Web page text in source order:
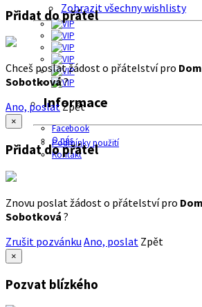
Zobrazit všechny wishlisty
Informace
Facebook
O nás
Podmínky použití
Kontakt
Přidat do přátel
Chceš poslat žádost o přátelství pro
Sobotková?
Ano, poslatZpět
×
Přidat do přátel
Znovu poslat žádost o přátelství pro
Sobotková ?
Zrušit pozvánku Ano, poslat Zpět
×
Pozvat blízkého